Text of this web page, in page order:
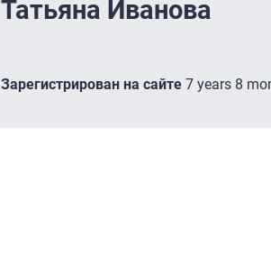
Татьяна Иванова
Зарегистрирован на сайте 7 years 8